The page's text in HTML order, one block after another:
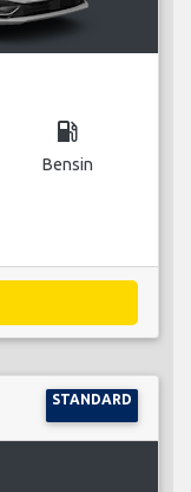
local_gas_station
Bensin
STANDARD